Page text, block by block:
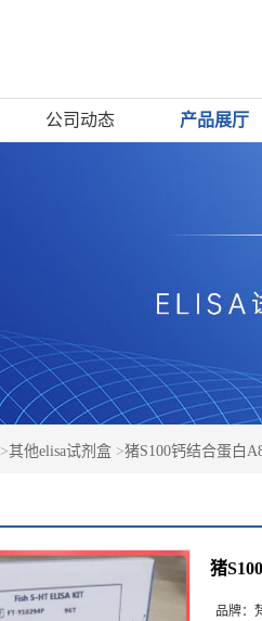
公司动态 产品展厅
>其他elisa试剂盒 >猪S100钙结合蛋白
猪
品牌：